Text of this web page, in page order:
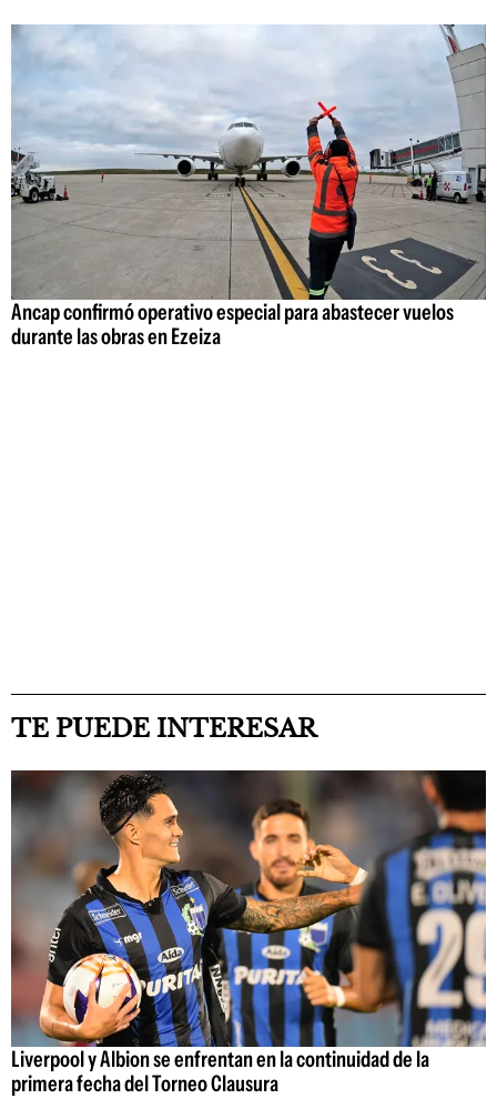
Ancap confirmó operativo especial para abastecer vuelos
durante las obras en Ezeiza
TE PUEDE INTERESAR
Liverpool y Albion se enfrentan en la continuidad de la
primera fecha del Torneo Clausura